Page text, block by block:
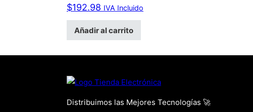
$192.98 IVA Incluido
Añadir al carrito
Distribuimos las Mejores Tecnologías 🚀